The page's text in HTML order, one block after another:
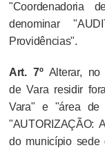
"Coordenadoria
denominar
Providências".
Art. 7ºAlterar, no
de Vara residir
Vara" e "área de
"AUTORIZAÇÃO:
do município sede